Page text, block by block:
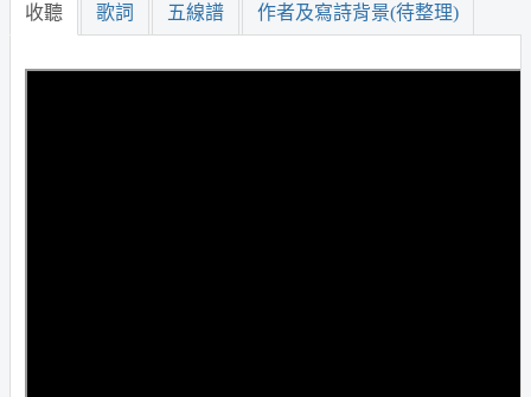
收聽 歌詞 五線譜 作者及寫詩背景(待整理)